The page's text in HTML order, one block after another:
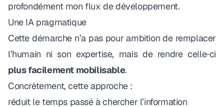
profondément mon flux de développement.
Une IA pragmatique
Cette démarche n’a pas pour ambition de remplacer
l’humain ni son expertise, mais de rendre celle‑ci
plus facilement mobilisable.
Concrètement, cette approche :
réduit le temps passé à chercher l’information